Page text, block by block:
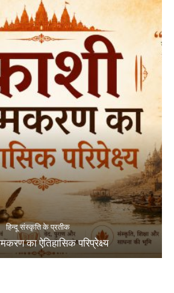
हिन्दू संस्कृति के प्रतीक
का ऐतिहासिक परिप्रेक्ष्य